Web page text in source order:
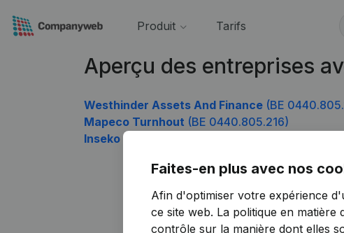
Produit Tarifs
Aperçu des entreprises
Westhinder Assets And Finance (BE
Mapeco Turnhout (BE 0440.805.216)
Inseko (BE 0440.805.612)
Faites-en plus avec nos
Afin d'optimiser votre expérience
ce site web. La politique en matière
contrôle sur la manière dont elles